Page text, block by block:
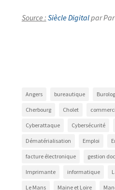
Source : Siècle Digitalpar Par
Angers bureautique
Cherbourg Cholet
Cyberattaque Cybersécurité
Dématérialisation Emploi
facture électronique gestion
Imprimante informatique
Le Mans Maine et Loire